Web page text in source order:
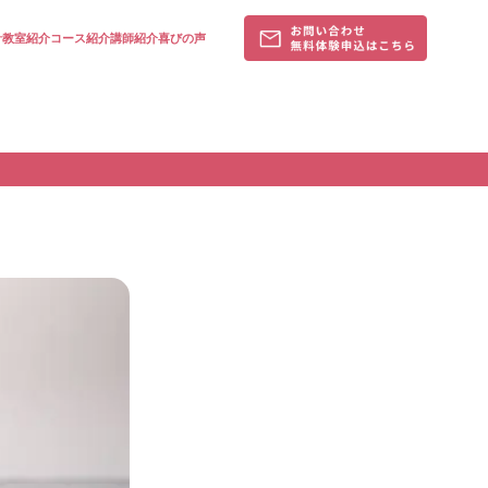
教室紹介コース紹介講師紹介喜びの声